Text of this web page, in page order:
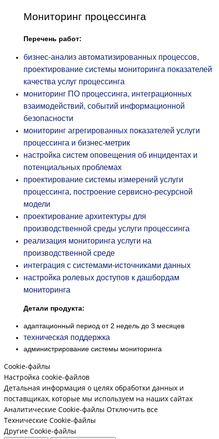
Мониторинг процессинга
Перечень работ:
бизнес-анализ автоматизированных процессов,
проектирование системы мониторинга показателей
качества услуг процессинга
мониторинг ПО процессинга, интеграционных
взаимодействий, событий информационной
безопасности
мониторинг агрегированных показателей услуги
процессинга и бизнес-метрик
настройка систем оповещения об инцидентах и
потенциальных проблемах
проектирование системы измерений услуги
процессинга, построение сервисно-ресурсной
модели
проектирование архитектуры для
производственной среды услуги процессинга
реализация мониторинга услуги на
производственной среде
интеграция с системами-источниками данных
настройка ролевых доступов к дашбордам
мониторинга
Детали продукта:
адаптационный период от 2 недель до 3 месяцев
техническая поддержка
администрирование системы мониторинга
Cookie-файлы
Настройка cookie-файлов
Детальная информация о целях обработки данных и
поставщиках, которые мы используем на наших сайтах
Аналитические Cookie-файлы Отключить все
Технические Cookie-файлы
Другие Cookie-файлы